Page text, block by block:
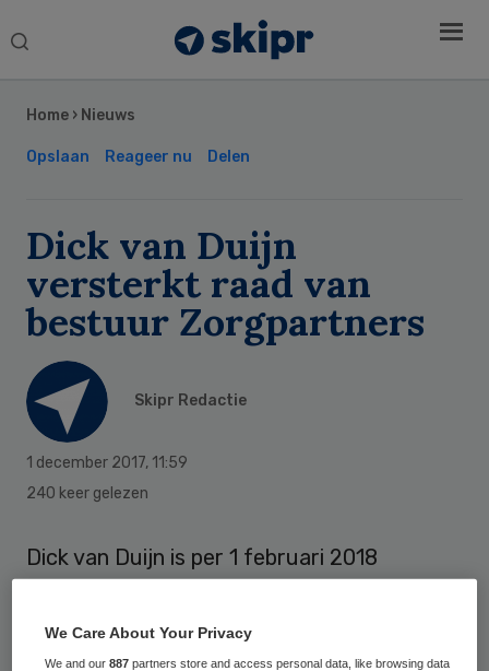
Search
Home › Nieuws
Opslaan Reageer nu Delen
Dick van Duijn
versterkt raad van
bestuur Zorgpartners
Skipr Redactie
1 december 2017, 11:59
240 keer gelezen
Dick van Duijn is per 1 februari 2018
van Zorgpartners Midden-Holland. Hij volgt
Simon de Jong op, die bij de organisatie
Sidebar
We Care About Your Privacy
We and our887 partners store and access personal data, like browsing data